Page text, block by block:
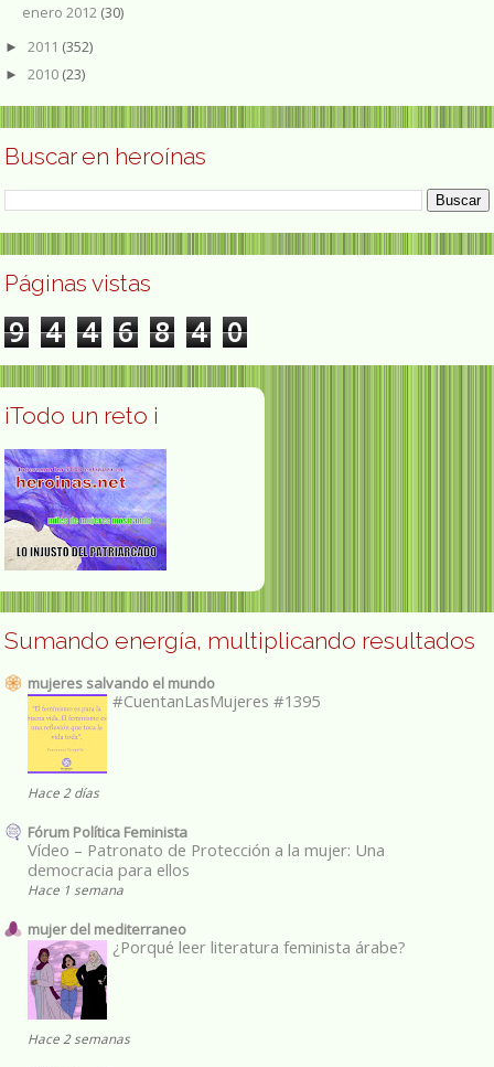
enero 2012 (30)
► 2011 (352)
► 2010 (23)
Buscar en heroínas
Páginas vistas
9 4 4 6 8 4 0
¡Todo un reto ¡
Sumando energía, multiplicando resultados
mujeres salvando el mundo
#CuentanLasMujeres #1395
Hace 2 días
Fórum Política Feminista
Vídeo – Patronato de Protección a la mujer: Una
democracia para ellos
Hace 1 semana
mujer del mediterraneo
¿Porqué leer literatura feminista árabe?
Hace 2 semanas